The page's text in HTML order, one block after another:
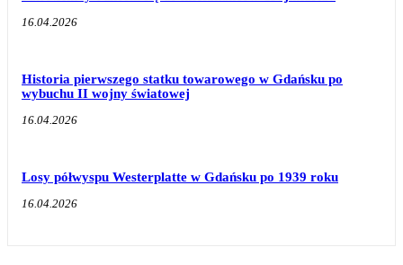
16.04.2026
Historia pierwszego statku towarowego w Gdańsku po
wybuchu II wojny światowej
16.04.2026
Losy półwyspu Westerplatte w Gdańsku po 1939 roku
16.04.2026